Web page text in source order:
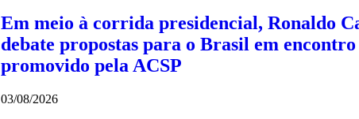
Em meio à corrida presidencial, Ronaldo
debate propostas para o Brasil em encontro
promovido pela ACSP
03/08/2026